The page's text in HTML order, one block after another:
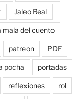
Jaleo Real
mala del cuento
patreon PDF
pocha portadas
reflexiones rol